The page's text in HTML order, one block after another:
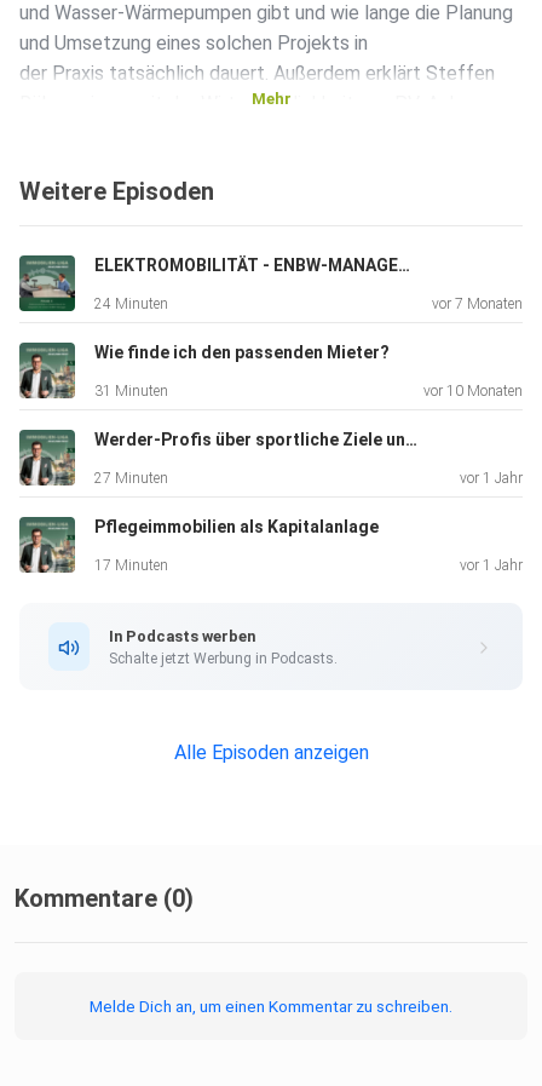
und Wasser-Wärmepumpen gibt und wie lange die Planung
und Umsetzung eines solchen Projekts in
der Praxis tatsächlich dauert. Außerdem erklärt Steffen
Röhrs, wie es mit der Wirtschaftlichkeit von PV-Anlagen
wie
Photovoltaik ist. Röhrs stellt zudem klar, wie lange
bestehende
Öl- und Gasheizungen betrieben werden können, welche
alternativen
Heizlösungen zukunftsfähig sind und was Eigentümer tun
die in den kommenden Jahren umrüsten wollen.
Mehr
Weitere Episoden
ELEKTROMOBILITÄT - ENBW-MANAGER RANDY OPOKU-NSIAH
24 Minuten vor 7 Monaten
Wie finde ich den passenden Mieter?
31 Minuten vor 10 Monaten
Werder-Profis über sportliche Ziele und Immobilien
27 Minuten vor 1 Jahr
Pflegeimmobilien als Kapitalanlage
17 Minuten vor 1 Jahr
In Podcasts werben
Schalte jetzt Werbung in Podcasts.
Alle Episoden anzeigen
Kommentare (0)
Melde Dich an, um einen Kommentar zu schreiben.